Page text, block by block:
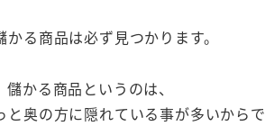
る商品は必ず見つかります。
かる商品というのは、
と奥の方に隠れている事が多いから